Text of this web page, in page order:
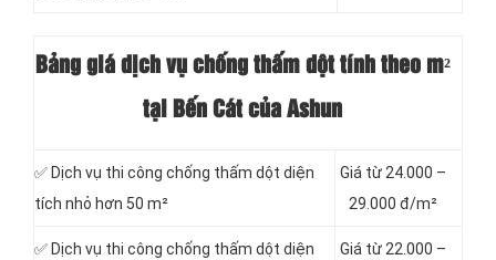
Bảng giá dịch vụ chống thấm dột tính theo m²
tại Bến Cát của Ashun
✅ Dịch vụ thi công chống thấm dột diện
tích nhỏ hơn 50 m²
Giá từ 24.000 –
29.000 đ/m²
✅ Dịch vụ thi công chống thấm dột diện
Giá từ 22.000 –